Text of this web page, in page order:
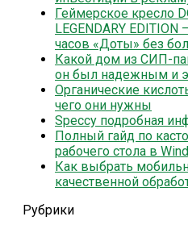
Геймерское кресло
LEGENDARY
часов «Доты» без
Какой дом из СИП-
он был надежным и
Органические
чего они нужны
Speccy подробная
Полный гайд по
рабочего стола в
Как выбрать
качественной
Рубрики